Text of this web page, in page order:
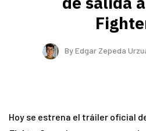
ByEdgar Zepeda
Hoy se estrena el tráiler oficial